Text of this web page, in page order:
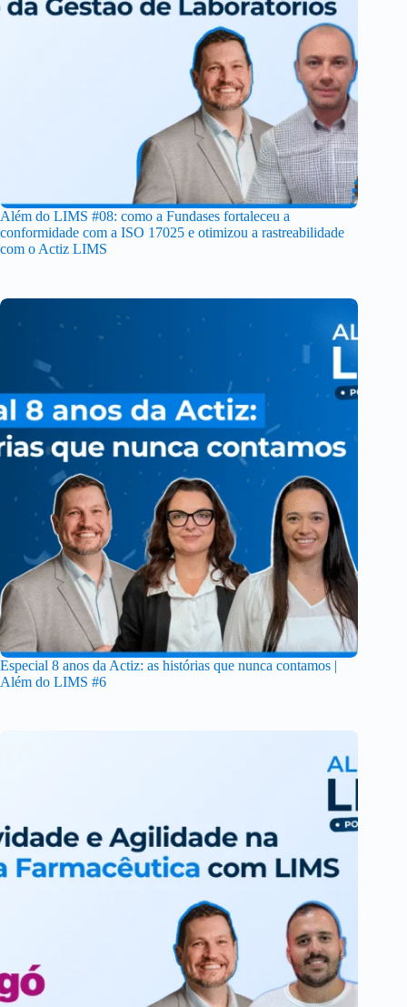
Além do LIMS #08: como a Fundases fortaleceu a
conformidade com a ISO 17025 e otimizou a rastreabilidade
com o Actiz LIMS
Especial 8 anos da Actiz: as histórias que nunca contamos |
Além do LIMS #6